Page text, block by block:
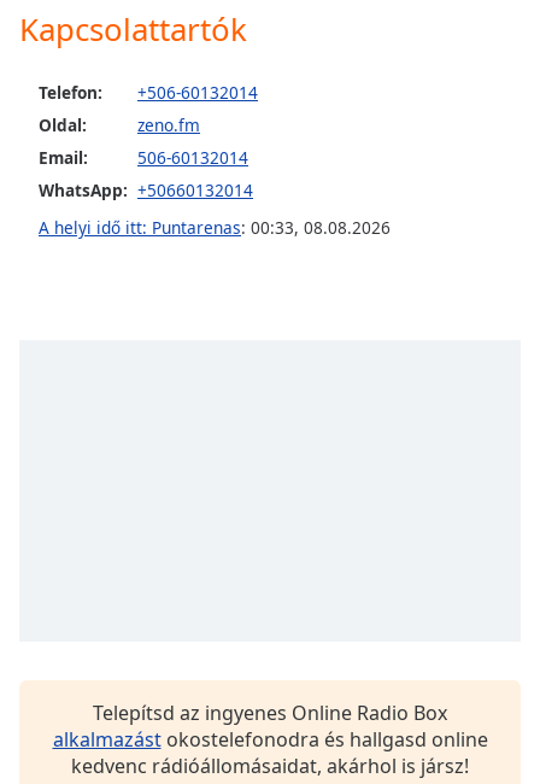
Opacity
Caption
Area
Color
Done
Dialog
Kapcsolattartók
Telefon:
+506-60132014
Oldal:
zeno.fm
Email:
506-60132014
WhatsApp: +50660132014
A helyi idő itt: Puntarenas: 00:33, 08.08.2026
Telepítsd az ingyenes Online Radio Box
alkalmazástokostelefonodra és hallgasd online
kedvenc rádióállomásaidat, akárhol is jársz!